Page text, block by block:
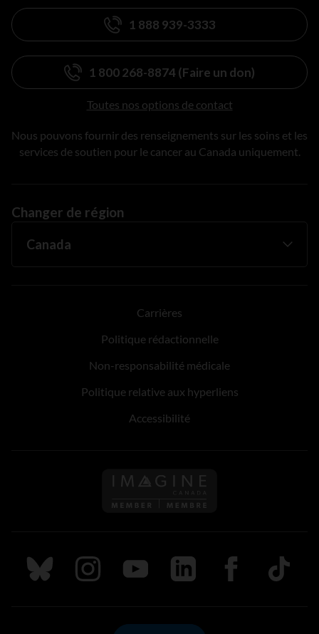
1 888 939-3333
1 800 268-8874 (Faire un don)
Toutes nos options de contact
Nous pouvons fournir des renseignements sur les soins et les
services de soutien pour le cancer au Canada uniquement.
Changer de région
Carrières
Politique rédactionnelle
Non-responsabilité médicale
Politique relative aux hyperliens
Accessibilité
Suivez nous sur Bluesky
Suivez nous sur Instagram
Suivez nous sur Youtube
Suivez nous sur LinkedIn
Suivez nous sur
TikTok